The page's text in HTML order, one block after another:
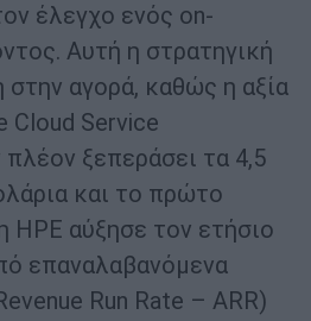
έλεγχο ενός on-
Αυτή η στρατηγική
αγορά, καθώς η αξία
Cloud Service
ξεπεράσει τα 4,5
και το πρώτο
HPE αύξησε τον ετήσιο
επαναλαβανόμενα
Run Rate – ARR)